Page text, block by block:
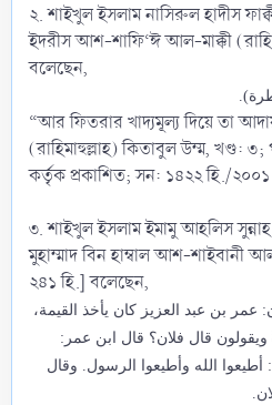
২. শাইখুল ইসলাম নাসিরুল হাদীস
ইদরীস আশ-শাফি‘ঈ আল-মাক্কী
বলেছেন,
“আর ফিতরার খাদ্যমূল্য দিয়ে তা
(রাহিমাহুল্লাহ) কিতাবুল উম্ম, খণ্ড:
কর্তৃক প্রকাশিত; সন: ১৪২২ হি./২০০১
৩. শাইখুল ইসলাম ইমামু আহলিস
মুহাম্মাদ বিন হাম্বাল আশ-শাইবানী
২৪১ হি.] বলেছেন,
عمر بن عبد العزيز كان يأخذ القيمة،
قال فلان؟ قال ابن عمر:
الله وأطيعوا الرسول. وقال